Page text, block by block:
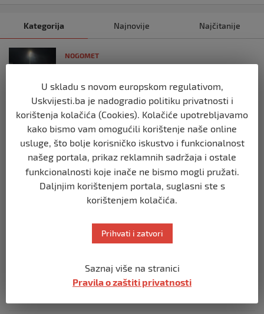
Kategorija Najnovije Najčitanije
NOGOMET
utakmici: 2:1!
prije 11 mjeseci
NOGOMET
BiH – Austrija 1:2
prije 11 mjeseci
NOGOMET
Kraj prvog poluvremena: BiH i Austrija
prije 11 mjeseci
Bišćanin zamjenio Wayne Rooney
U skladu s novom europskom regulativom,
Uskvijesti.ba je nadogradio politiku privatnosti i
korištenja kolačića (Cookies). Kolačiće upotrebljavamo
kako bismo vam omogućili korištenje naše online
usluge, što bolje korisničko iskustvo i funkcionalnost
našeg portala, prikaz reklamnih sadržaja i ostale
funkcionalnosti koje inače ne bismo mogli pružati.
Daljnjim korištenjem portala, suglasni ste s
korištenjem kolačića.
Prihvati i zatvori
Saznaj više na stranici
Pravila o zaštiti privatnosti